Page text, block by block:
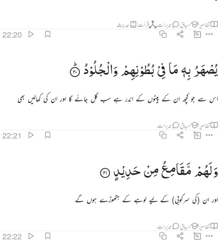
تفاسیر اسباق تدبرات قرأت حدیث
22:20
يُصْهَرُ بِهِۦ مَا فِى بُطُونِهِمْ وَٱلْجُلُودُ ٢٠
یُصْهَرُبِهٖمَافِیْبُطُوْنِهِمْوَالْجُلُوْدُ
اس سے جو کچھ ان کے پیٹوں کے اندر ہے سب گل جائے گا اور ان کی کھالیں بھی
تفاسیر اسباق تدبرات
22:21
ولهم مقامع من حديد ٢١
وَلَهُم مَّقَـٰمِعُ مِنْ حَدِيدٍۢ ٢١
وَلَهُمْمَّقَامِعُمِنْحَدِیْدٍ
اور ان (کی سرکوبی) کے لیے لوہے کے ہتھوڑے ہوں گے
تفاسیر اسباق تدبرات
22:22